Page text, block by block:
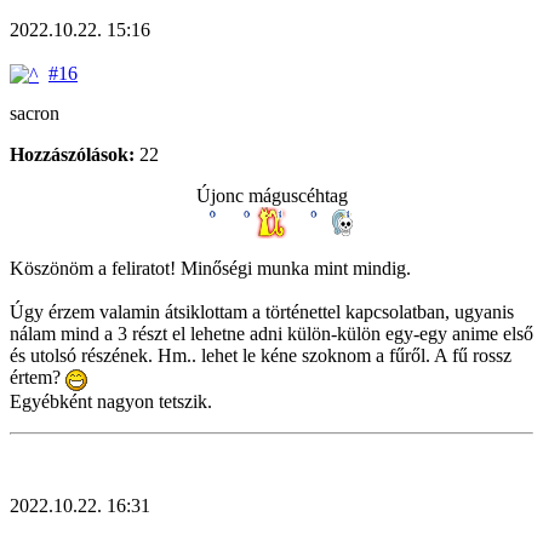
2022.10.22. 15:16
#16
sacron
Hozzászólások: 22
Újonc máguscéhtag
Köszönöm a feliratot! Minőségi munka mint mindig.
Úgy érzem valamin átsiklottam a történettel kapcsolatban, ugyanis
nálam mind a 3 részt el lehetne adni külön-külön egy-egy anime első
és utolsó részének. Hm.. lehet le kéne szoknom a fűről. A fű rossz
értem?
Egyébként nagyon tetszik.
2022.10.22. 16:31